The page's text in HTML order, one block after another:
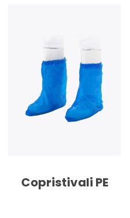
PE